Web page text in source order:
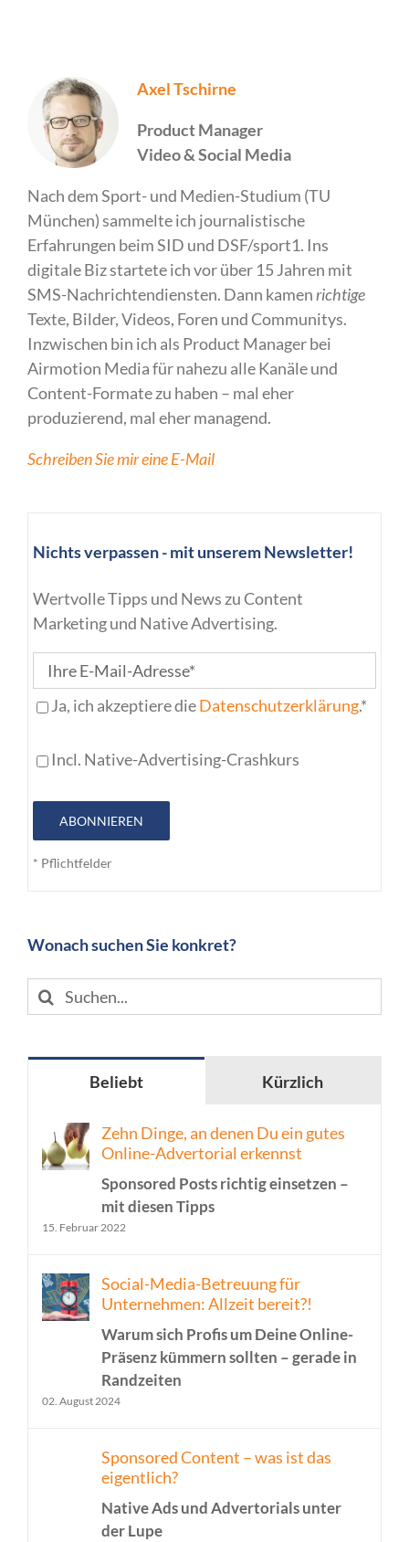
Axel Tschirne
Product Manager
Video & Social Media
Nach dem Sport- und Medien-Studium (TU
München) sammelte ich journalistische
Erfahrungen beim SID und DSF/sport1. Ins
digitale Biz startete ich vor über 15 Jahren mit
SMS-Nachrichtendiensten. Dann kamenrichtige
Texte, Bilder, Videos, Foren und Communitys.
Inzwischen bin ich als Product Manager bei
Airmotion Media für nahezu alle Kanäle und
Content-Formate zu haben – mal eher
produzierend, mal eher managend.
Schreiben Sie mir eine E-Mail
Nichts verpassen - mit unserem Newsletter!
Wertvolle Tipps und News zu Content
Marketing und Native Advertising.
Ja, ich akzeptiere dieDatenschutzerklärung.*
Incl. Native-Advertising-Crashkurs
ABONNIEREN
* Pflichtfelder
Wonach suchen Sie konkret?
Suche
nach:
Beliebt Kürzlich
Zehn Dinge, an denen Du ein gutes
Online-Advertorial erkennst
Sponsored Posts richtig einsetzen –
mit diesen Tipps
15. Februar 2022
Social-Media-Betreuung für
Unternehmen: Allzeit bereit?!
Warum sich Profis um Deine Online-
Präsenz kümmern sollten – gerade in
Randzeiten
02. August 2024
Sponsored Content – was ist das
eigentlich?
Native Ads und Advertorials unter
der Lupe